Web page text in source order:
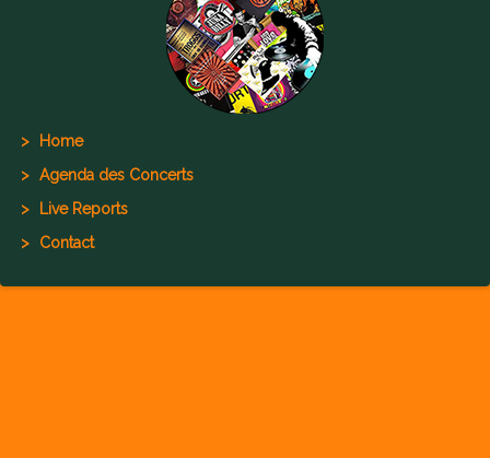
Home
Agenda des Concerts
Live Reports
Contact